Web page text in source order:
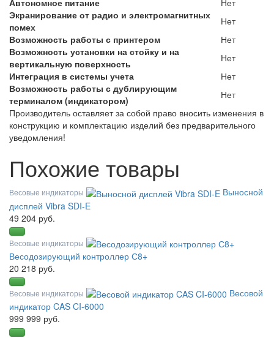
Автономное питание
Нет
Экранирование от радио и электромагнитных
помех
Нет
Возможность работы с принтером
Нет
Возможность установки на стойку и на
вертикальную поверхность
Нет
Интеграция в системы учета
Нет
Возможность работы с дублирующим
терминалом (индикатором)
Нет
Производитель оставляет за собой право вносить изменения в
конструкцию и комплектацию изделий без предварительного
уведомления!
Похожие товары
Весовые индикаторы
Выносной
дисплей Vibra SDI-E
49 204 руб.
Весовые индикаторы
Весодозирующий контроллер С8+
20 218 руб.
Весовые индикаторы
Весовой
индикатор CAS CI-6000
999 999 руб.